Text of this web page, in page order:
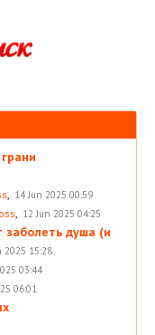
14 Jun 2025 00:59
12 Jun 2025 04:25
заболеть душа (и
2025 15:28
03:44
06:01